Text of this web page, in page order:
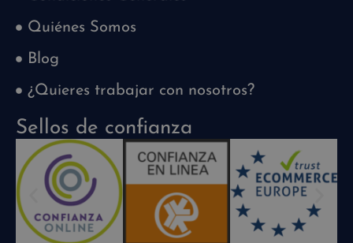
Quiénes Somos
Blog
¿Quieres trabajar con nosotros?
Sellos de confianza